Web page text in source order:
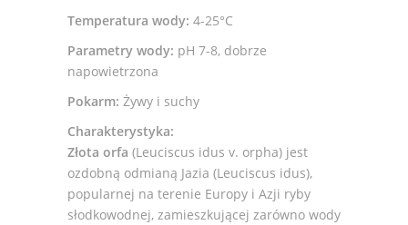
Temperatura wody: 4-25°C
Parametry wody: pH 7-8, dobrze
napowietrzona
Pokarm: Żywy i suchy
Charakterystyka:
Złota orfa (Leuciscus idus v. orpha) jest
ozdobną odmianą Jazia (Leuciscus idus),
popularnej na terenie Europy i Azji ryby
słodkowodnej, zamieszkującej zarówno wody